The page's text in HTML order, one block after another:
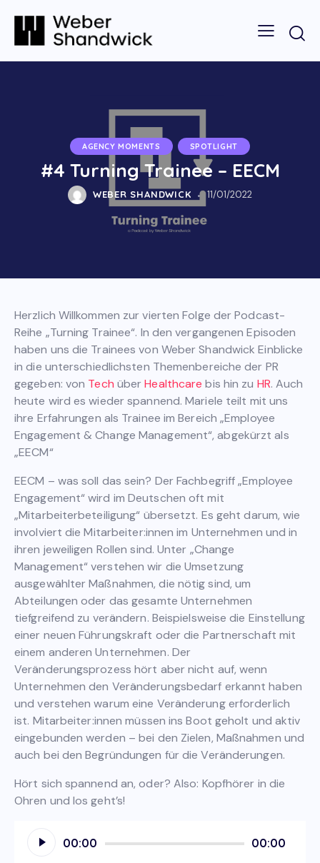
AGENCY MOMENTS SPOTLIGHT
#4 Turning Trainee – EECM
WEBER SHANDWICK 11/01/2022
Herzlich Willkommen zur vierten Folge der Podcast-
Reihe „Turning Trainee“. In den vergangenen Episoden
haben uns die Trainees von Weber Shandwick Einblicke
in die unterschiedlichsten Themenbereiche der PR
gegeben: von Tech überHealthcare bis hin zu HR. Auch
heute wird es wieder spannend. Mariele teilt mit uns
ihre Erfahrungen als Trainee im Bereich „Employee
Engagement & Change Management“, abgekürzt als
„EECM“
EECM – was soll das sein? Der Fachbegriff „Employee
Engagement“ wird im Deutschen oft mit
„Mitarbeiterbeteiligung“ übersetzt. Es geht darum, wie
involviert die Mitarbeiter:innen im Unternehmen und in
ihren jeweiligen Rollen sind. Unter „Change
Management“ verstehen wir die Umsetzung
ausgewählter Maßnahmen, die nötig sind, um
Abteilungen oder das gesamte Unternehmen
tiefgreifend zu verändern. Beispielsweise die Einstellung
einer neuen Führungskraft oder die Partnerschaft mit
einem anderen Unternehmen. Der
Veränderungsprozess hört aber nicht auf, wenn
Unternehmen den Veränderungsbedarf erkannt haben
und verstehen warum eine Veränderung erforderlich
ist. Mitarbeiter:innen müssen ins Boot geholt und aktiv
eingebunden werden – bei den Zielen, Maßnahmen und
auch bei den Begründungen für die Veränderungen.
Hört sich spannend an, oder? Also: Kopfhörer in die
Ohren und los geht’s!
Player
00:00 00:00